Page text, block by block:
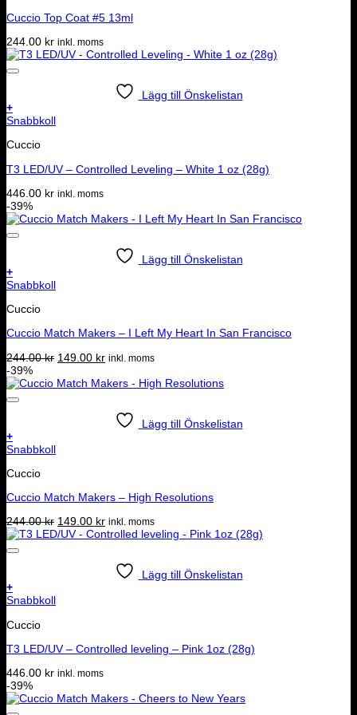
Cuccio Top Coat #5 13ml
244.00 kr inkl. moms
Lägg till Önskelistan
+
Snabbkoll
Cuccio
T3 LED/UV – Controlled Leveling – White 1 oz (28g)
446.00 kr inkl. moms
-39%
Lägg till Önskelistan
+
Snabbkoll
Cuccio
Cuccio Match Makers – I Left My Heart In San Francisco
244.00kr Det
priset
149.00 krDet
priset
inkl. moms
-39%
Lägg till Önskelistan
+
Snabbkoll
Cuccio
Cuccio Match Makers – High Resolutions
244.00kr Det
ursprungliga
149.00 krDet
nuvarande
149.00 kr.
inkl. moms
Lägg till Önskelistan
+
Snabbkoll
Cuccio
T3 LED/UV – Controlled leveling – Pink 1oz (28g)
446.00 kr inkl. moms
-39%